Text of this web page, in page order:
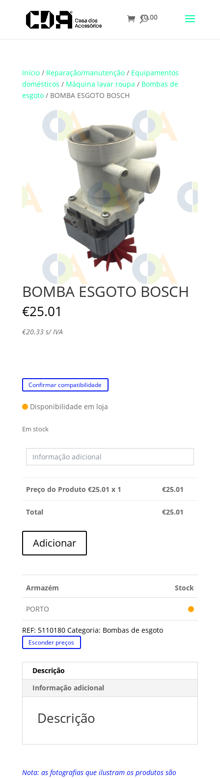
Translate
€0.00
Início/ Reparação/manutenção/ Equipamentos
domésticos / Máquina lavar roupa / Bombas de
esgoto/ BOMBA ESGOTO BOSCH
BOMBA ESGOTO BOSCH
€25.01
€20.33s/ IVA
Confirmar compatibilidade
Disponibilidade em loja
Em stock
Preço do Produto €25.01 x 1 €25.01
Total €25.01
Adicionar
Armazém Stock
PORTO
REF: 5110180 Categoria: Bombas de esgoto
Esconder preços
Descrição
Informação adicional
Descrição
Nota: as fotografias que ilustram os produtos são